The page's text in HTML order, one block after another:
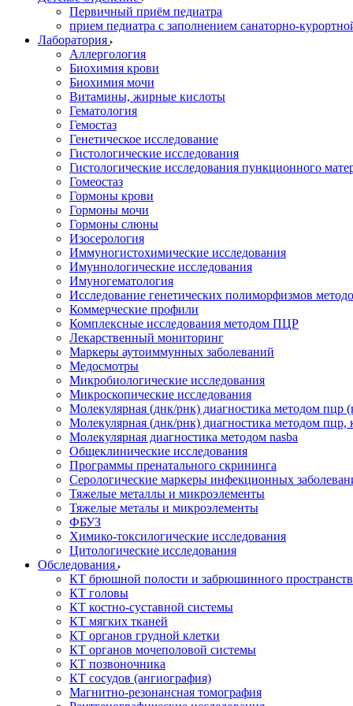
Первичный приём педиатра
прием педиатра с заполнением санаторно-
Лаборатория
Аллергология
Биохимия крови
Биохимия мочи
Витамины, жирные кислоты
Гематология
Гемостаз
Генетическое исследование
Гистологические исследования
Гистологические исследования пункционного
Гомеостаз
Гормоны крови
Гормоны мочи
Гормоны слюны
Изосерология
Иммуногистохимические исследования
Имуннологические исследования
Имуногематология
Исследование генетических полиморфизмов
Коммерческие профили
Комплексные исследования методом ПЦР
Лекарственный мониторинг
Маркеры аутоиммунных заболеваний
Медосмотры
Микробиологические исследования
Микроскопические исследования
Молекулярная (днк/рнк) диагностика методом пцр
Молекулярная (днк/рнк) диагностика методом пцр,
Молекулярная диагностика методом nasba
Общеклинические исследования
Программы пренатального скрининга
Серологические маркеры инфекционных
Тяжелые металлы и микроэлементы
Тяжелые металы и микроэлементы
ФБУЗ
Химико-токсилогические исследования
Цитологические исследования
Обследования
КТ брюшной полости и забрюшинного
КТ головы
КТ костно-суставной системы
КТ мягких тканей
КТ органов грудной клетки
КТ органов мочеполовой системы
КТ позвоночника
КТ сосудов (ангиография)
Магнитно-резонансная томография